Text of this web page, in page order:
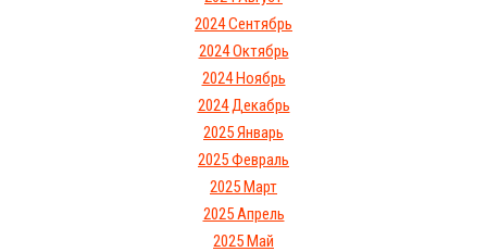
2024 Сентябрь
2024 Октябрь
2024 Ноябрь
2024 Декабрь
2025 Январь
2025 Февраль
2025 Март
2025 Апрель
2025 Май